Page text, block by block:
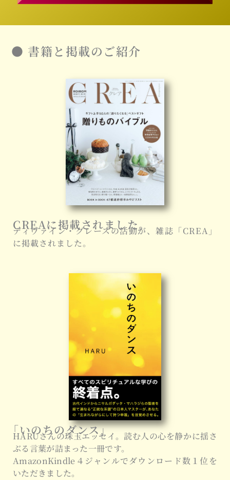
● 書籍と掲載のご紹介
CREAに掲載されました。
ディヴァイン・グレースの活動が、雑誌「CREA」
に掲載されました。
「いのちのダンス」
HARUさんの珠玉エッセイ。読む人の心を静かに揺さ
ぶる言葉が詰まった一冊です。
AmazonKindle４ジャンルでダウンロード数１位を
いただきました。